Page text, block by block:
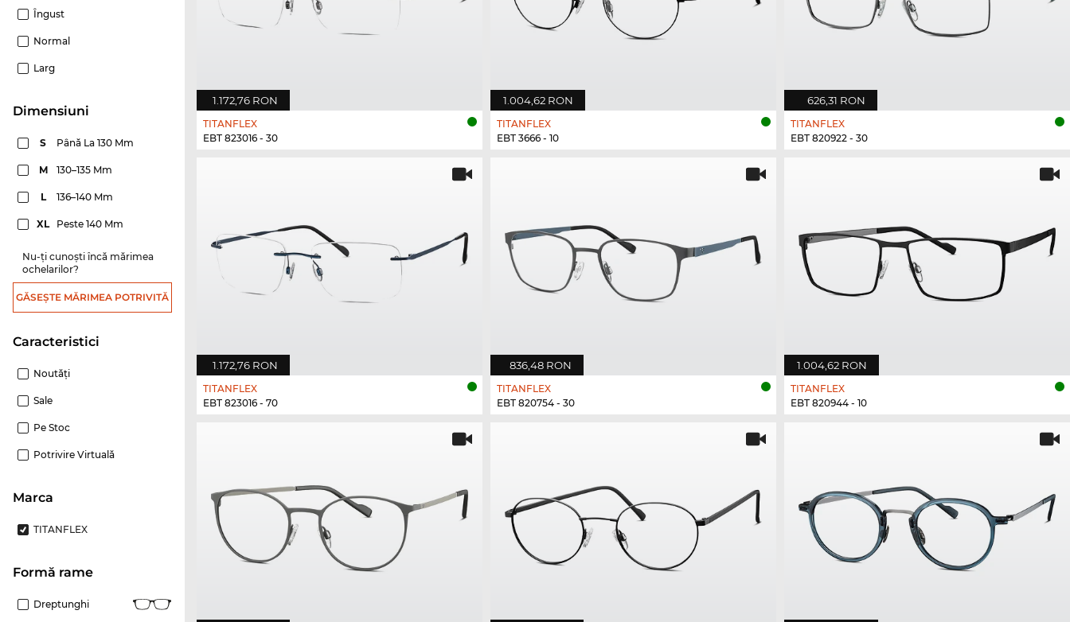
Îngust
Normal
Larg
dimensiuni
S Până La 130 Mm
M 130–135 Mm
L 136–140 Mm
XL Peste 140 Mm
Nu-ți cunoști încă mărimea
ochelarilor?
GĂSEȘTE MĂRIMEA POTRIVITĂ
Caracteristici
Noutăţi
Sale
Pe Stoc
Potrivire Virtuală
marca
TITANFLEX
Formă rame
Dreptunghi
1.172,76 RON
TITANFLEX
EBT 823016 - 30
1.004,62 RON
TITANFLEX
EBT 3666 - 10
626,31 RON
TITANFLEX
EBT 820922 - 30
1.172,76 RON
TITANFLEX
EBT 823016 - 70
836,48 RON
TITANFLEX
EBT 820754 - 30
1.004,62 RON
TITANFLEX
EBT 820944 - 10